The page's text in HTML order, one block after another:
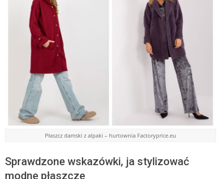
Płaszcz damski z alpaki – hurtownia Factoryprice.eu
Sprawdzone wskazówki, ja stylizować
modne płaszcze